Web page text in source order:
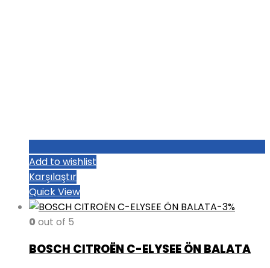
Add to wishlist
Karşılaştır
Quick View
-3%
0 out of 5
BOSCH CITROËN C-ELYSEE ÖN BALATA